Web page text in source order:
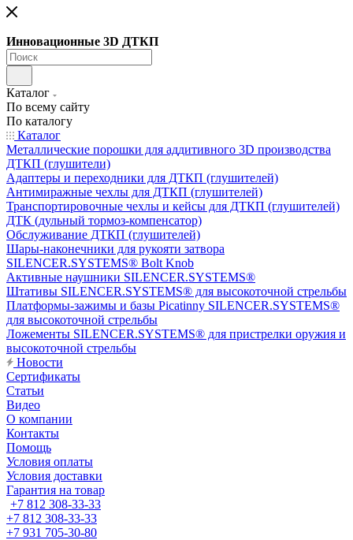
Инновационные 3D ДТКП
Каталог
По всему сайту
По каталогу
Каталог
Металлические порошки для аддитивного 3D производства
ДТКП (глушители)
Адаптеры и переходники для ДТКП (глушителей)
Антимиражные чехлы для ДТКП (глушителей)
Транспортировочные чехлы и кейсы для ДТКП (глушителей)
ДТК (дульный тормоз-компенсатор)
Обслуживание ДТКП (глушителей)
Шары-наконечники для рукояти затвора
SILENCER.SYSTEMS® Bolt Knob
Активные наушники SILENCER.SYSTEMS®
Штативы SILENCER.SYSTEMS® для высокоточной стрельбы
Платформы-зажимы и базы Picatinny SILENCER.SYSTEMS®
для высокоточной стрельбы
Ложементы SILENCER.SYSTEMS® для пристрелки оружия и
высокоточной стрельбы
Новости
Сертификаты
Статьи
Видео
О компании
Контакты
Помощь
Условия оплаты
Условия доставки
Гарантия на товар
+7 812 308-33-33
+7 812 308-33-33
+7 931 705-30-80